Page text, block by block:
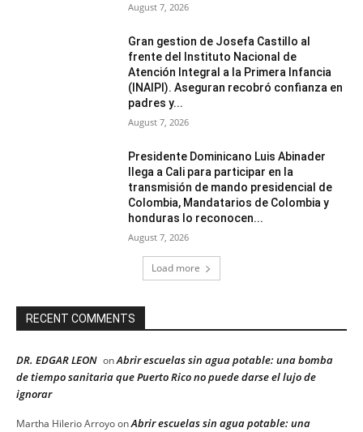
August 7, 2026
Gran gestion de Josefa Castillo al
frente del Instituto Nacional de
Atención Integral a la Primera Infancia
(INAIPI). Aseguran recobró confianza en
padres y...
August 7, 2026
Presidente Dominicano Luis Abinader
llega a Cali para participar en la
transmisión de mando presidencial de
Colombia, Mandatarios de Colombia y
honduras lo reconocen...
August 7, 2026
Load more
RECENT COMMENTS
DR. EDGAR LEON onAbrir escuelas sin agua potable: una bomba
de tiempo sanitaria que Puerto Rico no puede darse el lujo de
ignorar
Martha Hilerio ArroyoonAbrir escuelas sin agua potable: una